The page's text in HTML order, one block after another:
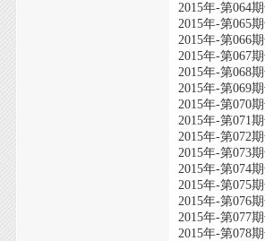
2015年-第064
2015年-第065
2015年-第066
2015年-第067
2015年-第068
2015年-第069
2015年-第070
2015年-第071
2015年-第072
2015年-第073
2015年-第074
2015年-第075
2015年-第076
2015年-第077
2015年-第078